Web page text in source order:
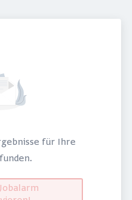
für Ihre